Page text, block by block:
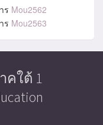
ร Mou2562
ร Mou2563
คใต้ 1